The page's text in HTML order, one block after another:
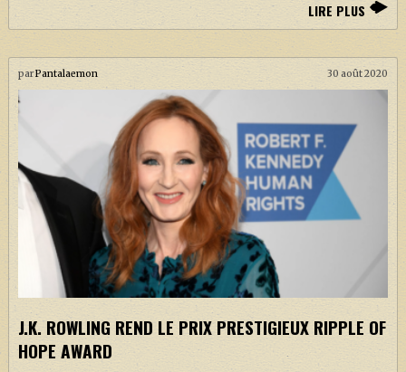
LIRE PLUS
parPantalaemon 30 août 2020
J.K. ROWLING REND LE PRIX PRESTIGIEUX RIPPLE OF
HOPE AWARD